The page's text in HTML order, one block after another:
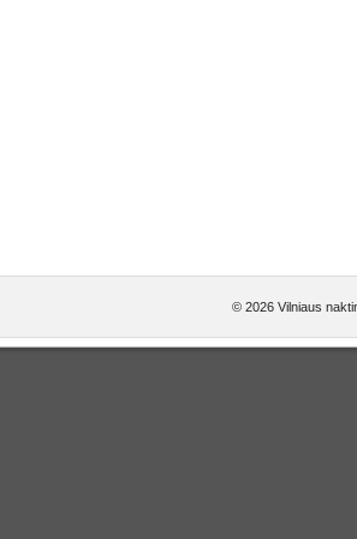
© 2026 Vilniaus